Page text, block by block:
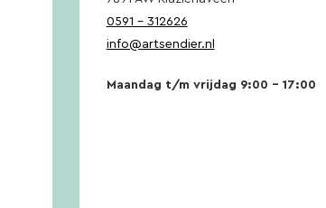
0591 – 312626
info@artsendier.nl
Maandag t/m vrijdag 9:00 – 17:00